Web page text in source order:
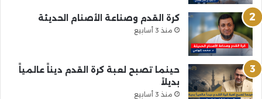
كرة القدم وصناعة الأصنام الحديثة
منذ 3 أسابيع
حينما تصبح لعبة كرة القدم ديناً عالمياً
بديلاً
منذ 3 أسابيع